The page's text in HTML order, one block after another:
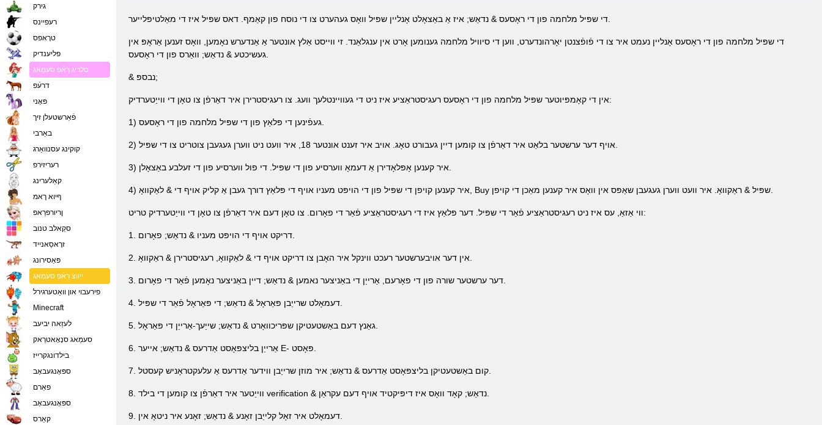
די שפּיל מלחמה פון די ראָסעס אָנליין נעמט איר צו די פֿופֿצנטן יאָרהונדערט, ווען די סיוויל מלחמה גענומען אָרט אין ענגלאַנד. זי ווייסט אַלץ אונטער אַ אַנדערש נאָמען, וואָס זענען אַראָפּ אין
& נבספּ;
אין די קאָמפּיוטער שפּיל מלחמה פון די ראָסעס רעגיסטראַציע איז ניט די געוויינטלעך וועג. צו רעגיסטרירן איר דאַרפֿן צו טאָן די ווייַטערדיק:
ווי אַזאַ, עס איז ניט רעגיסטראַציע פֿאַר די שפּיל. דער פּלאַץ איז די רעגיסטראַציע פֿאַר די פאָרום. צו טאָן דעם איר דאַרפֿן צו טאָן די ווייַטערדיק טריט:
גירק
רעּפיינס
טרָאּפס
פליענדיק
סלריג רַאֿפ סעמַאג
דרעֿפ
פּאָני
פֿאַרשטעלן זיך
באַרבי
קוקינג עסנוואַרג
רעריזירפ
קאַלערינג
ףיוא ךאמ
ןריורפרַאפ
סקַאלב טנוב
זרָאסַאנייד
פּאַסירונג
ייווצ רַאֿפ סעמַאג
פירעבוי און וואַטערגירל
Minecraft
לעזַאה יביעב
סעמַאג סנָאָאטרַאק
בילדונגקרייז
ספּאָנגעבאָב
פאַרם
ספּאָנגעבאָב
קאַרס